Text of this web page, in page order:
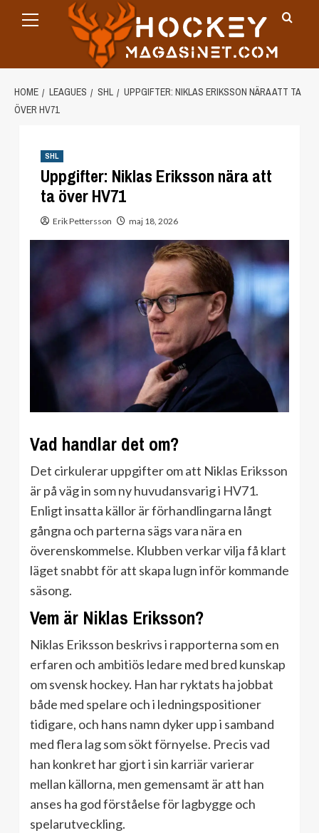
Menu
HOME LEAGUES SHL
UPPGIFTER: NIKLAS ERIKSSON NÄRA ATT TA
ÖVER HV71
SHL
Uppgifter: Niklas Eriksson nära att
ta över HV71
Erik Pettersson maj 18, 2026
Vad handlar det om?
Det cirkulerar uppgifter om att Niklas Eriksson
är på väg in som ny huvudansvarig i HV71.
Enligt insatta källor är förhandlingarna långt
gångna och parterna sägs vara nära en
överenskommelse. Klubben verkar vilja få klart
läget snabbt för att skapa lugn inför kommande
säsong.
Vem är Niklas Eriksson?
Niklas Eriksson beskrivs i rapporterna som en
erfaren och ambitiös ledare med bred kunskap
om svensk hockey. Han har ryktats ha jobbat
både med spelare och i ledningspositioner
tidigare, och hans namn dyker upp i samband
med flera lag som sökt förnyelse. Precis vad
han konkret har gjort i sin karriär varierar
mellan källorna, men gemensamt är att han
anses ha god förståelse för lagbygge och
spelarutveckling.